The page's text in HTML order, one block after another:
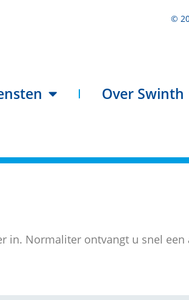
©
Over Swinth
in. Normaliter ontvangt u snel een